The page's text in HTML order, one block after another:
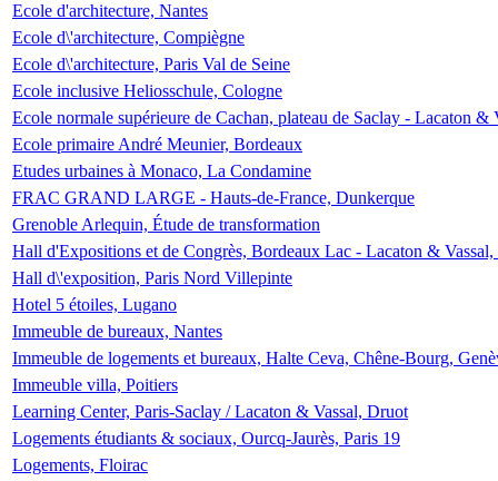
Ecole d'architecture, Nantes
Ecole d\'architecture, Compiègne
Ecole d\'architecture, Paris Val de Seine
Ecole inclusive Heliosschule, Cologne
Ecole normale supérieure de Cachan, plateau de Saclay - Lacaton &
Ecole primaire André Meunier, Bordeaux
Etudes urbaines à Monaco, La Condamine
FRAC GRAND LARGE - Hauts-de-France, Dunkerque
Grenoble Arlequin, Étude de transformation
Hall d'Expositions et de Congrès, Bordeaux Lac - Lacaton &
Hall d\'exposition, Paris Nord Villepinte
Hotel 5 étoiles, Lugano
Immeuble de bureaux, Nantes
Immeuble de logements et bureaux, Halte Ceva, Chêne-Bourg,
Immeuble villa, Poitiers
Learning Center, Paris-Saclay / Lacaton & Vassal, Druot
Logements étudiants & sociaux, Ourcq-Jaurès, Paris 19
Logements, Floirac